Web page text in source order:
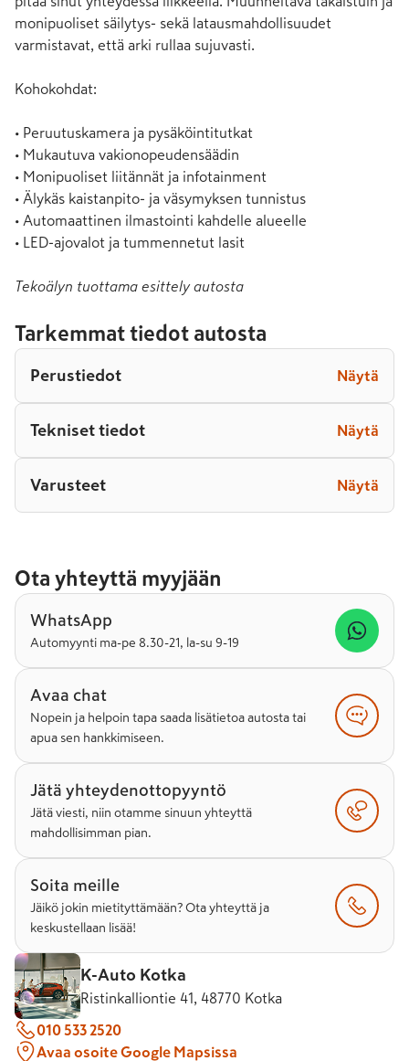
monipuoliset säilytys- sekä latausmahdollisuudet
varmistavat, että arki rullaa sujuvasti.
Kohokohdat:
• Peruutuskamera ja pysäköintitutkat
• Mukautuva vakionopeudensäädin
• Monipuoliset liitännät ja infotainment
• Älykäs kaistanpito- ja väsymyksen tunnistus
• Automaattinen ilmastointi kahdelle alueelle
• LED-ajovalot ja tummennetut lasit
Tekoälyn tuottama esittely autosta
Tarkemmat tiedot autosta
Perustiedot Näytä
Tekniset tiedot Näytä
Varusteet Näytä
Ota yhteyttä myyjään
WhatsApp
Automyynti ma-pe 8.30-21, la-su 9-19
Avaa chat
Nopein ja helpoin tapa saada lisätietoa autosta tai
apua sen hankkimiseen.
Jätä yhteydenottopyyntö
Jätä viesti, niin otamme sinuun yhteyttä
mahdollisimman pian.
Soita meille
Jäikö jokin mietityttämään? Ota yhteyttä ja
keskustellaan lisää!
K-Auto Kotka
Ristinkalliontie 41, 48770 Kotka
010 533 2520
Avaa osoite Google Mapsissa